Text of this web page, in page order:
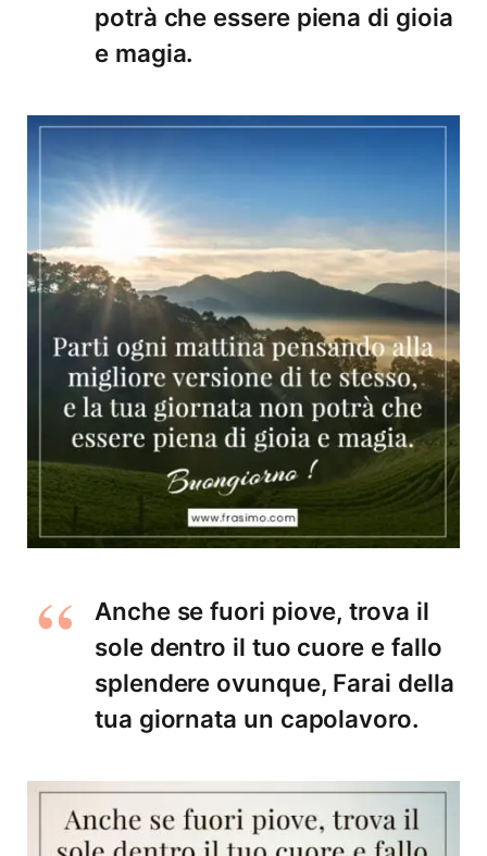
potrà che essere piena di gioia
e magia.
Anche se fuori piove, trova il
sole dentro il tuo cuore e fallo
splendere ovunque, Farai della
tua giornata un capolavoro.